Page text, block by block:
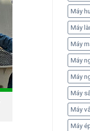
Máy
Máy
Máy
Máy
Máy
Máy
Máy
Máy